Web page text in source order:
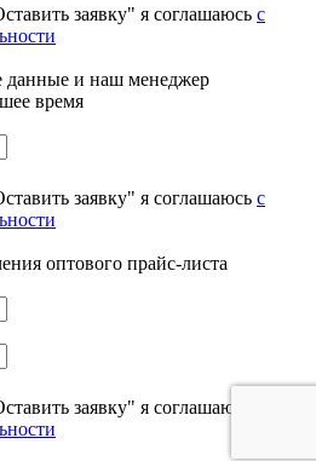
заявку" я соглашаюсь с
данные и наш менеджер
время
заявку" я соглашаюсь с
оптового прайс-листа
заявку" я соглашаюсь